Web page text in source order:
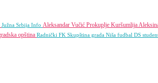
Južna Srbija Info Aleksandar Vučić Prokuplje Kuršumlija
opština Radnički FK Skupština grada Niša fudbal DS